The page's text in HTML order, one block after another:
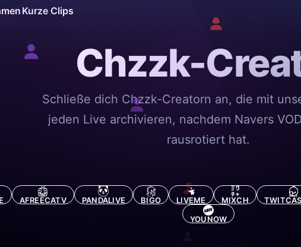
Kurze Clips
Chzzk-
Schließe dich Chzzk-Creatorn an, die mit
jeden Live archivieren, nachdem Navers
rausrotiert hat.
AFREECATV PANDALIVE BIGO LIVEME MIXCH
YOUNOW